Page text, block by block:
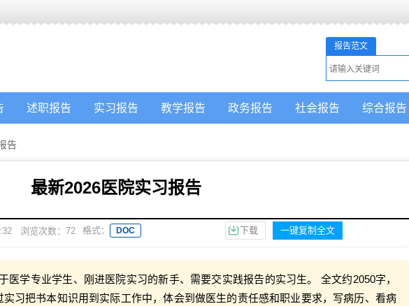
报告范文
述职报告 实习报告 教学报告 政务报告 社会报告 综合报告
告
最新2026医院实习报告
浏览次数： 72 格式： DOC 下载 一键复制全文
医学专业学生、刚进医院实习的新手、需要交实践报告的实习生。 全文约2050字，
习把书本知识用到实际工作中，体会到做医生的责任感和职业要求，写病历、看病